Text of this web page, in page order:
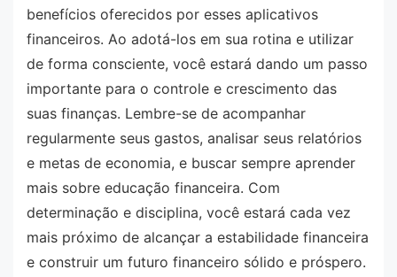
benefícios oferecidos por esses aplicativos
financeiros. Ao adotá-los em sua rotina e utilizar
de forma consciente, você estará dando um passo
importante para o controle e crescimento das
suas finanças. Lembre-se de acompanhar
regularmente seus gastos, analisar seus relatórios
e metas de economia, e buscar sempre aprender
mais sobre educação financeira. Com
determinação e disciplina, você estará cada vez
mais próximo de alcançar a estabilidade financeira
e construir um futuro financeiro sólido e próspero.